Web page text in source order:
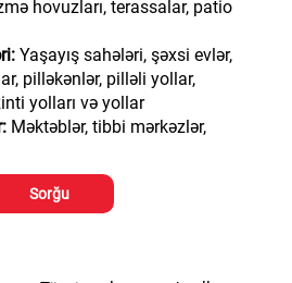
hovuzları, terassalar, patio
Yaşayış sahələri, şəxsi evlər,
pilləkənlər, pilləli yollar,
yolları və yollar
Məktəblər, tibbi mərkəzlər,
Sorğu